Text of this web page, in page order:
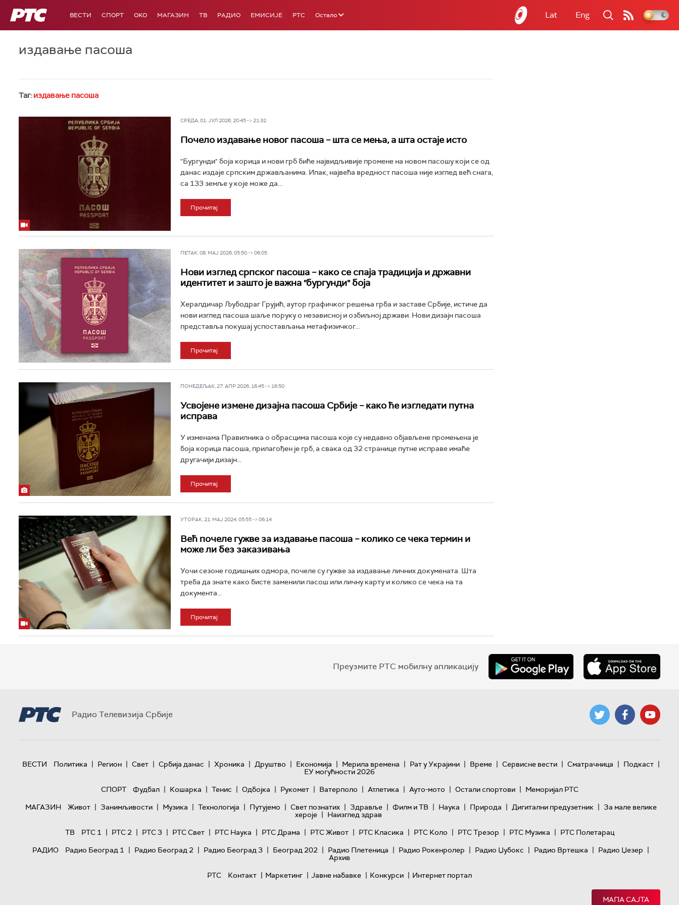
РТС ВЕСТИ СПОРТ OKO МАГАЗИН ТВ РАДИО ЕМИСИЈЕ РТС Остало Lat Eng
издавање пасоша
Таг: издавање пасоша
СРЕДА, 01. ЈУЛ 2026, 20:45 -> 21:32
Почело издавање новог пасоша – шта се мења, а шта остаје исто
"Бургунди" боја корица и нови грб биће највидљивије промене на новом пасошу који се од
данас издаје српским држављанима. Ипак, највећа вредност пасоша није изглед већ снага,
са 133 земље у које може да...
Прочитај
ПЕТАК, 08. МАЈ 2026, 05:50 -> 06:05
Нови изглед српског пасоша – како се спаја традиција и државни
идентитет и зашто је важна "бургунди" боја
Хералдичар Љубодраг Грујић, аутор графичког решења грба и заставе Србије, истиче да
нови изглед пасоша шаље поруку о независној и озбиљној држави. Нови дизајн пасоша
представља покушај успостављања метафизичког...
Прочитај
ПОНЕДЕЉАК, 27. АПР 2026, 16:45 -> 16:50
Усвојене измене дизајна пасоша Србије – како ће изгледати путна
исправа
У изменама Правилника о обрасцима пасоша које су недавно објављене промењена је
боја корица пасоша, прилагођен је грб, а свака од 32 странице путне исправе имаће
другачији дизајн...
Прочитај
УТОРАК, 21. МАЈ 2024, 05:55 -> 06:14
Већ почеле гужве за издавање пасоша – колико се чека термин и
може ли без заказивања
Уочи сезоне годишњих одмора, почеле су гужве за издавање личних докумената. Шта
треба да знате како бисте заменили пасош или личну карту и колико се чека на та
документа...
Прочитај
Преузмите РТС мобилну апликацију
Радио Телевизија Србије
ВЕСТИ Политика | Регион | Свет | Србија данас | Хроника | Друштво | Економија | Мерила времена | Рат у Украјини | Време | Сервисне вести | Сматрачница | Подкаст |
ЕУ могућности 2026
СПОРТ
Фудбал | Кошарка | Тенис | Одбојка | Рукомет | Ватерполо | Атлетика | Ауто-мото | Остали спортови | Меморијал РТС
МАГАЗИН
Живот | Занимљивости | Музика | Технологијa | Путујемо | Свет познатих | Здравље | Филм и ТВ | Наука | Природа | Дигитални предузетник | За мале велике
хероје | Наизглед здрав
ТВ
РТС 1 | РТС 2 | РТС 3 | РТС Свет | РТС Наука | РТС Драма | РТС Живот | РТС Класика | РТС Коло | РТС Трезор | РТС Музика | РТС Полетарац
РАДИО
Радио Београд 1 | Радио Београд 2 | Радио Београд 3 | Београд 202 | Радио Плетеница | Радио Рокенролер | Радио Џубокс | Радио Вртешка | Радио Џезер |
Архив
РТС
Контакт | Маркетинг | Јавне набавке | Конкурси | Интернет портал
МАПА САЈТА